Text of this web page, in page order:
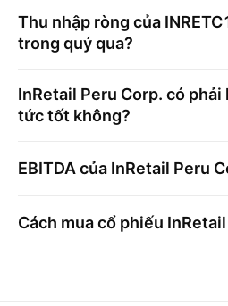
Thu nhập ròng của
trong quý qua?
InRetail Peru Corp. có phải
tức tốt không?
EBITDA của InRetail Peru
Cách mua cổ phiếu